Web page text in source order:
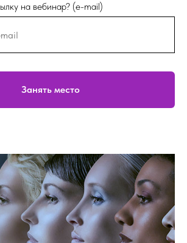
на вебинар? (e-mail)
Занять место